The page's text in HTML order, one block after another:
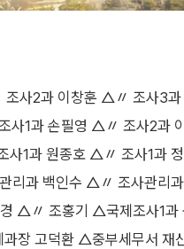
사2과 이창훈 △〃 조사3
사1과 손필영 △〃 조사2과
사1과 원종호 △〃 조사1과
리과 백인수 △〃 조사관리
△〃 조홍기 △국제조사1과
장 고덕환 △중부세무서 재